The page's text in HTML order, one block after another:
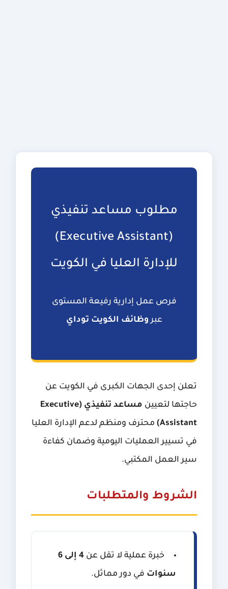
مطلوب مساعد تنفيذي
(Executive Assistant)
للإدارة العليا في الكويت
فرص عمل إدارية رفيعة المستوى
عبروظائف الكويت توداي
تعلن إحدى الجهات الكبرى في الكويت عن
حاجتها لتعيين
مساعد تنفيذي (Executive
Assistant)
محترف ومنظم لدعم الإدارة العليا
في تسيير العمليات اليومية وضمان كفاءة
سير العمل المكتبي.
الشروط والمتطلبات
خبرة عملية لا تقل عن
4 إلى 6
سنوات في دور مماثل.